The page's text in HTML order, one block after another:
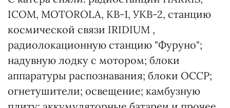
ICOM, MOTOROLA, КВ-1, УКВ-2, станцию
космической связи IRIDIUM ,
радиолокационную станцию "Фуруно";
надувную лодку с мотором; блоки
аппаратуры распознавания; блоки ОССР;
огнетушители; освещение; камбузную